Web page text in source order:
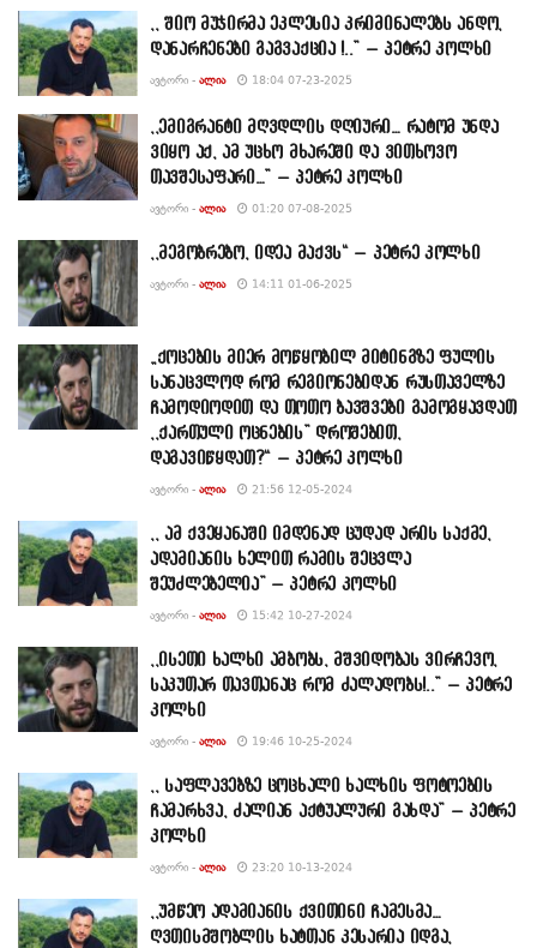
,, შიო მუჯირმა ეკლესია კრიმინალებს ანდო,
დანარჩენები გაგვაქცია !..” – პეტრე კოლხი
ᲐᲕᲢᲝᲠᲘ - ᲐᲚᲘᲐ 18:04 07-23-2025
,,ემიგრანტი მღვდლის დღიური… რატომ უნდა
ვიყო აქ, ამ უცხო მხარეში და ვითხოვო
თავშესაფარი…” – პეტრე კოლხი
ᲐᲕᲢᲝᲠᲘ - ᲐᲚᲘᲐ 01:20 07-08-2025
,,მეგობრებო, იდეა მაქვს“ – პეტრე კოლხი
ᲐᲕᲢᲝᲠᲘ - ᲐᲚᲘᲐ 14:11 01-06-2025
„ქოცების მიერ მოწყობილ მიტინგზე ფულის
სანაცვლოდ რომ რეგიონებიდან რუსთაველზე
ჩამოდიოდით და თოთო ბავშვები გამოგყავდათ
,,ქართული ოცნების” დროშებით,
დაგავიწყდათ?“ – პეტრე კოლხი
ᲐᲕᲢᲝᲠᲘ - ᲐᲚᲘᲐ 21:56 12-05-2024
,, ამ ქვეყანაში იმდენად ცუდად არის საქმე,
ადამიანის ხელით რამის შეცვლა
შეუძლებელია” – პეტრე კოლხი
ᲐᲕᲢᲝᲠᲘ - ᲐᲚᲘᲐ 15:42 10-27-2024
,,ისეთი ხალხი ამბობს, მშვიდობას ვირჩევო,
საკუთარ თავთანაც რომ ძალადობს!..” – პეტრე
კოლხი
ᲐᲕᲢᲝᲠᲘ - ᲐᲚᲘᲐ 19:46 10-25-2024
,, საფლავებზე ცოცხალი ხალხის ფოტოების
ჩამარხვა, ძალიან აქტუალური გახდა” – პეტრე
კოლხი
ᲐᲕᲢᲝᲠᲘ - ᲐᲚᲘᲐ 23:20 10-13-2024
,,უმწეო ადამიანის ქვითინი ჩამესმა…
ღვთისმშობლის ხატთან კესარია იდგა,